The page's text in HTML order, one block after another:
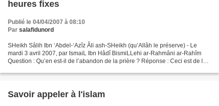
heures fixes
Publié le 04/04/2007 à 08:10
Par salafidunord
SHeikh Sâlih Ibn ‘Abdel-‘Azîz Âli ash-SHeikh (qu’Allâh le préserve) - Le
mardi 3 avril 2007, par IsmaiL Ibn Hâdî BismiLLehi ar-Rahmâni ar-Rahîm
Question : Qu’en est-il de l’abandon de la prière ? Réponse : Ceci est de la
Savoir appeler à l'islam